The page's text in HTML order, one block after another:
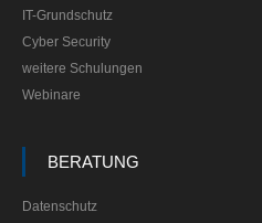
IT-Grundschutz
Cyber Security
weitere Schulungen
Webinare
BERATUNG
Datenschutz